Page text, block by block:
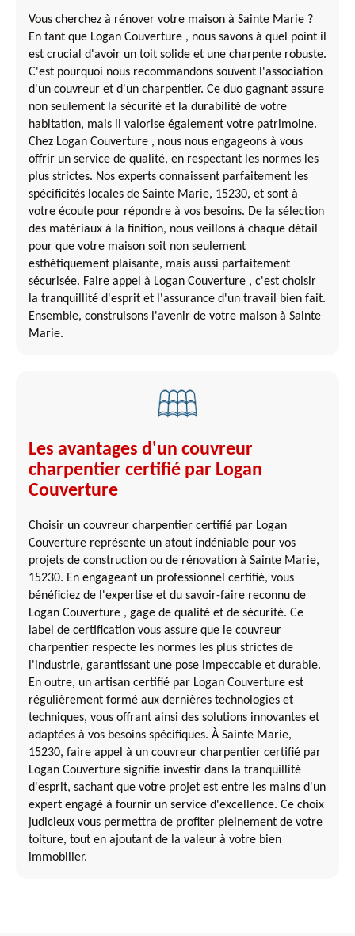
Vous cherchez à rénover votre maison à Sainte Marie ?
En tant que Logan Couverture , nous savons à quel point il
est crucial d'avoir un toit solide et une charpente robuste.
C'est pourquoi nous recommandons souvent l'association
d'un couvreur et d'un charpentier. Ce duo gagnant assure
non seulement la sécurité et la durabilité de votre
habitation, mais il valorise également votre patrimoine.
Chez Logan Couverture , nous nous engageons à vous
offrir un service de qualité, en respectant les normes les
plus strictes. Nos experts connaissent parfaitement les
spécificités locales de Sainte Marie, 15230, et sont à
votre écoute pour répondre à vos besoins. De la sélection
des matériaux à la finition, nous veillons à chaque détail
pour que votre maison soit non seulement
esthétiquement plaisante, mais aussi parfaitement
sécurisée. Faire appel à Logan Couverture , c'est choisir
la tranquillité d'esprit et l'assurance d'un travail bien fait.
Ensemble, construisons l'avenir de votre maison à Sainte
Marie.
Les avantages d'un couvreur
charpentier certifié par Logan
Couverture
Choisir un couvreur charpentier certifié par Logan
Couverture représente un atout indéniable pour vos
projets de construction ou de rénovation à Sainte Marie,
15230. En engageant un professionnel certifié, vous
bénéficiez de l'expertise et du savoir-faire reconnu de
Logan Couverture , gage de qualité et de sécurité. Ce
label de certification vous assure que le couvreur
charpentier respecte les normes les plus strictes de
l'industrie, garantissant une pose impeccable et durable.
En outre, un artisan certifié par Logan Couverture est
régulièrement formé aux dernières technologies et
techniques, vous offrant ainsi des solutions innovantes et
adaptées à vos besoins spécifiques. À Sainte Marie,
15230, faire appel à un couvreur charpentier certifié par
Logan Couverture signifie investir dans la tranquillité
d'esprit, sachant que votre projet est entre les mains d'un
expert engagé à fournir un service d'excellence. Ce choix
judicieux vous permettra de profiter pleinement de votre
toiture, tout en ajoutant de la valeur à votre bien
immobilier.